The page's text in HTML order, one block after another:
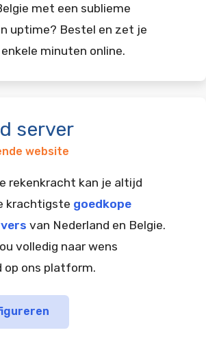
met een sublieme
uptime? Bestel en zet je
minuten online.
server
website
rekenkracht kan je altijd
krachtigste goedkope
van Nederland en Belgie.
volledig naar wens
op ons platform.